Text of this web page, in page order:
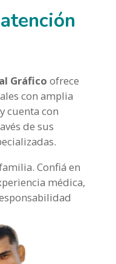
Gráfico ofrece
con amplia
cuenta con
de sus
Confiá en
médica,